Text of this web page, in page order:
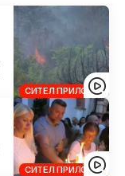
СИТЕЛ ПРИЛОЗИ
СИТЕЛ ПРИЛОЗИ